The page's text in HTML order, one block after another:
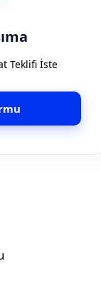
Teklifi İste